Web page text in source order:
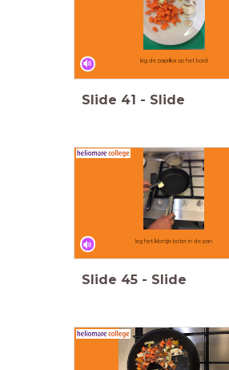
leg de paprika op het bord
Slide 41 - Slide
leg het klontje boter in de pan
Slide 45 - Slide